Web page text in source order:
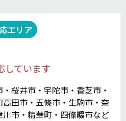
エリア
しています
桜井市・宇陀市・香芝市・
田市・五條市・生駒市・奈
市・精華町・四條畷市など